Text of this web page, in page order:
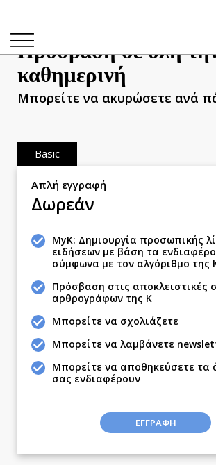
Κύπρος
Παιδεία
Υγεία
Πολιτική
Βουλευτικές 2026
Εκλογές 2024
Προεδρικές 2023
Διπλωματία
Αθλητισμός
Κύπρος
Οικονομική
Πρόσβαση σε όλη
καθημερινή
Μπορείτε να ακυρώσετε ανά
Basic
Απλή εγγραφή
Δωρεάν
MyK: Δημιουργία προσωπικής
ειδήσεων με βάση τα
σύμφωνα με τον αλγόριθμο της
Πρόσβαση στις αποκλειστικές
αρθρογράφων της Κ
Μπορείτε να σχολιάζετε
Μπορείτε να λαμβάνετε
Μπορείτε να αποθηκεύσετε τα
σας ενδιαφέρουν
ΕΓΓΡΑΦΗ